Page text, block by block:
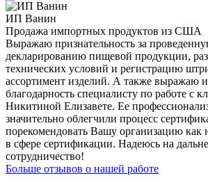
ИП Ванин
Продажа импортных продуктов из США
Выражаю признательность за
декларированию пищевой продукции,
технических условий и регистрацию
ассортимент изделий. А также выражаю
благодарность специалисту по работе с
Никитиной Елизавете. Ее
значительно облегчили процесс
порекомендовать Вашу организацию как
в сфере сертификации. Надеюсь на
сотрудничество!
Больше отзывов о нашей работе